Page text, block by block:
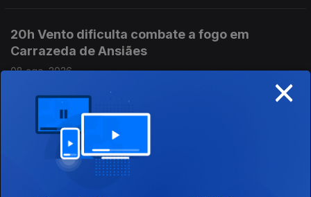
20h Vento dificulta combate a fogo em
Carrazeda de Ansiães
08 ago. 2026
19h Líder do PS pede avanço da barragem do
08 ago. 2026
×